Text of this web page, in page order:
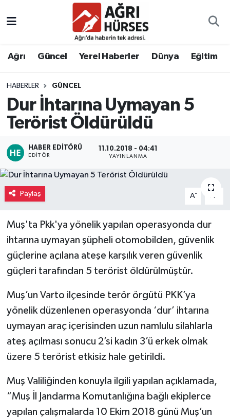
Ağrı Güncel Yerel Haberler Dünya Eğitim
HABERLER GÜNCEL
Dur İhtarına Uymayan 5
Terörist Öldürüldü
HABER EDITÖRÜ
EDITÖR
11.10.2018 - 04:41
YAYINLANMA
Paylaş A- A
Muş'ta Pkk'ya yönelik yapılan operasyonda dur
ihtarına uymayan şüpheli otomobilden, güvenlik
güçlerine açılana ateşe karşılık veren güvenlik
güçleri tarafından 5 terörist öldürülmüştür.
Muş’un Varto ilçesinde terör örgütü PKK’ya
yönelik düzenlenen operasyonda ‘dur’ ihtarına
uymayan araç içerisinden uzun namlulu silahlarla
ateş açılması sonucu 2’si kadın 3’ü erkek olmak
üzere 5 terörist etkisiz hale getirildi.
Muş Valiliğinden konuyla ilgili yapılan açıklamada,
“Muş İl Jandarma Komutanlığına bağlı ekiplerce
yapılan çalışmalarda 10 Ekim 2018 günü Muş’un
Hava Durumu
Tüm Manşetler
Son Dakika Haberleri
Haber Arşivi